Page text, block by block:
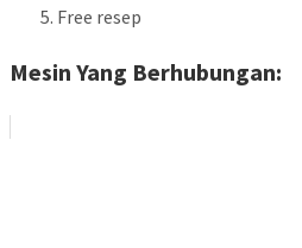
Free resep
Mesin Yang Berhubungan: